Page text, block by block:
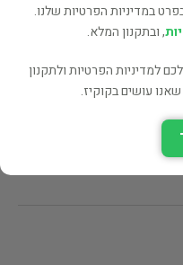
במדיניות הפרטיות שלנו.
, ובתקנון המלא.
למדיניות הפרטיות ולתקנון
עושים בקוקיז.